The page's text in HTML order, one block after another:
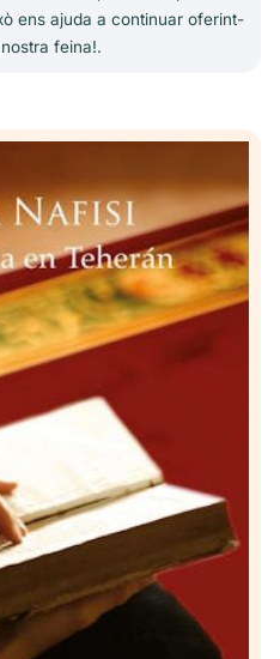
ens ajuda a continuar oferint-
feina!.